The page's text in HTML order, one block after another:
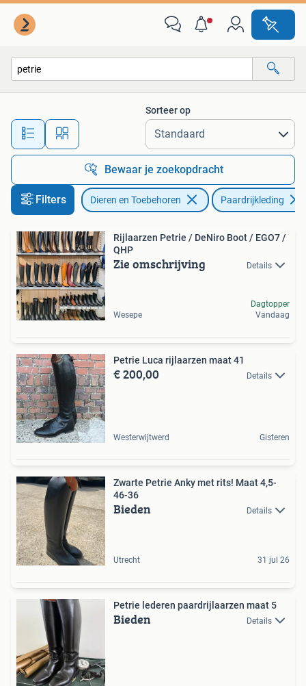
Alle afstanden…
Sorteer op
Bewaar je zoekopdracht
Filters Dieren en Toebehoren Paardrijkleding
Rijlaarzen Petrie / DeNiro Boot / EGO7 /
QHP
Zie omschrijving Details
Wesepe
Dagtopper
Vandaag
Petrie Luca rijlaarzen maat 41
€ 200,00 Details
Westerwijtwerd Gisteren
Zwarte Petrie Anky met rits! Maat 4,5-
46-36
Bieden Details
Utrecht 31 jul 26
Petrie lederen paardrijlaarzen maat 5
Bieden Details